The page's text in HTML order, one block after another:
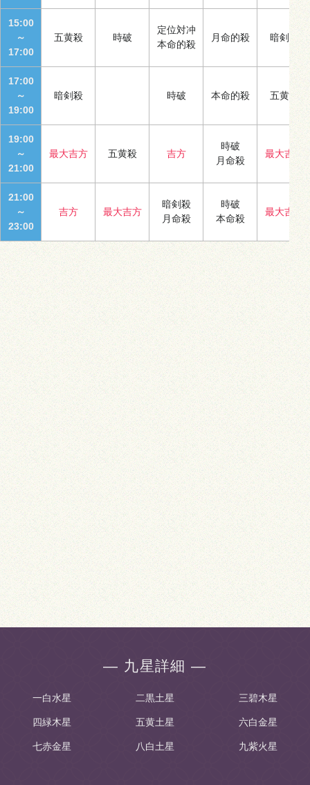
15:00
～
17:00
五黄殺 時破
定位対冲
本命的殺
月命的殺 暗剣殺
17:00
～
19:00
暗剣殺 時破 本命的殺 五黄殺
19:00
～
21:00
最大吉方 五黄殺 吉方
時破
月命殺
最大吉方
21:00
～
23:00
吉方 最大吉方
暗剣殺
月命殺
時破
本命殺
最大吉方
― 九星詳細 ―
一白水星 二黒土星 三碧木星
四緑木星 五黄土星 六白金星
七赤金星 八白土星 九紫火星